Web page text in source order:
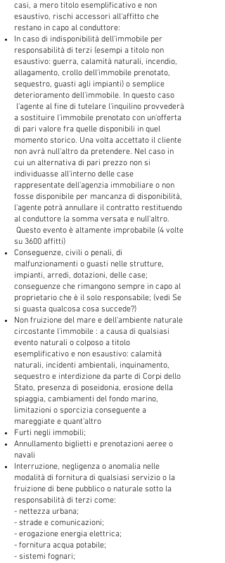
casi, a mero titolo esemplificativo e non
esaustivo, rischi accessori all'affitto che
restano in capo al conduttore:
In caso di indisponibilità dell'immobile per
responsabilità di terzi (esempi a titolo non
esaustivo: guerra, calamità naturali, incendio,
allagamento, crollo dell'immobile prenotato,
sequestro, guasti agli impianti) o semplice
deterioramento dell'immobile. In questo caso
l'agente al fine di tutelare l'inquilino provvederà
a sostituire l'immobile prenotato con un'offerta
di pari valore fra quelle disponibili in quel
momento storico. Una volta accettato il cliente
non avrà null'altro da pretendere. Nel caso in
cui un alternativa di pari prezzo non si
individuasse all'interno delle case
rappresentate dell'agenzia immobiliare o non
fosse disponibile per mancanza di disponibilità,
l'agente potrà annullare il contratto restituendo
al conduttore la somma versata e null'altro.
Questo evento è altamente improbabile (4 volte
su 3600 affitti)
Conseguenze, civili o penali, di
malfunzionamenti o guasti nelle strutture,
impianti, arredi, dotazioni, delle case;
conseguenze che rimangono sempre in capo al
proprietario che è il solo responsabile; (vedi Se
si guasta qualcosa cosa succede?)
Non fruizione del mare e dell'ambiente naturale
circostante l'immobile : a causa di qualsiasi
evento naturali o colposo a titolo
esemplificativo e non esaustivo: calamità
naturali, incidenti ambientali, inquinamento,
sequestro e interdizione da parte di Corpi dello
Stato, presenza di poseidonia, erosione della
spiaggia, cambiamenti del fondo marino,
limitazioni o sporcizia conseguente a
mareggiate e quant'altro
Furti negli immobili;
Annullamento biglietti e prenotazioni aeree o
navali
Interruzione, negligenza o anomalia nelle
modalità di fornitura di qualsiasi servizio o la
fruizione di bene pubblico o naturale sotto la
responsabilità di terzi come:
- nettezza urbana;
- strade e comunicazioni;
- erogazione energia elettrica;
- fornitura acqua potabile;
- sistemi fognari;